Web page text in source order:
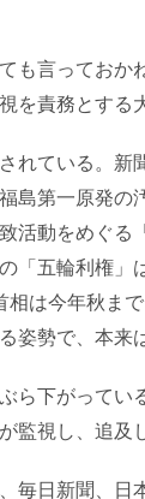
も言ってお
を責務とす
れている。
島第一原発
活動をめぐ
「五輪利権
相は今年秋ま
姿勢で、本
ら下がって
監視し、追
毎日新聞、